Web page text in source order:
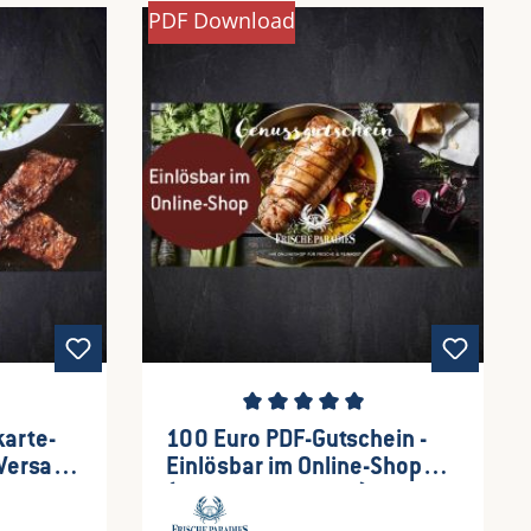
von 4.78 von 5 Sternen
PDF Download
Durchschnittliche Bewertung von 5
100 Euro PDF-Gutschein -
Einlösbar im Online-Shop
(Versand per eMail)